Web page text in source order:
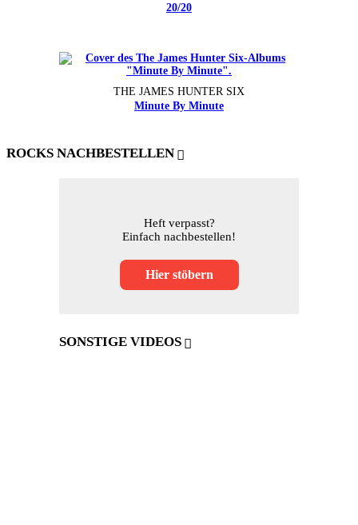
20/20
THE JAMES HUNTER SIX
Minute By Minute
ROCKS NACHBESTELLEN
Heft verpasst?
Einfach nachbestellen!
Hier stöbern
SONSTIGE VIDEOS